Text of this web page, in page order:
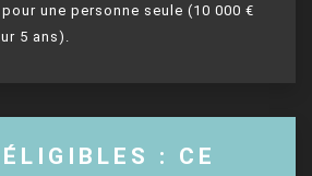
une personne seule (10 000 €
5 ans).
: CE